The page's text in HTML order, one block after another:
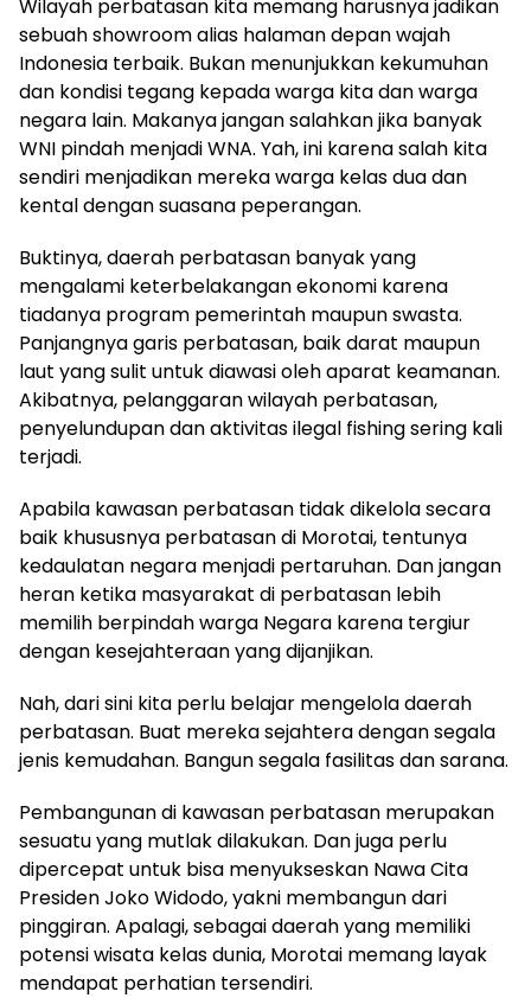
Wilayah perbatasan kita memang harusnya jadikan
sebuah showroom alias halaman depan wajah
Indonesia terbaik. Bukan menunjukkan kekumuhan
dan kondisi tegang kepada warga kita dan warga
negara lain. Makanya jangan salahkan jika banyak
WNI pindah menjadi WNA. Yah, ini karena salah kita
sendiri menjadikan mereka warga kelas dua dan
kental dengan suasana peperangan.
Buktinya, daerah perbatasan banyak yang
mengalami keterbelakangan ekonomi karena
tiadanya program pemerintah maupun swasta.
Panjangnya garis perbatasan, baik darat maupun
laut yang sulit untuk diawasi oleh aparat keamanan.
Akibatnya, pelanggaran wilayah perbatasan,
penyelundupan dan aktivitas ilegal fishing sering kali
terjadi.
Apabila kawasan perbatasan tidak dikelola secara
baik khususnya perbatasan di Morotai, tentunya
kedaulatan negara menjadi pertaruhan. Dan jangan
heran ketika masyarakat di perbatasan lebih
memilih berpindah warga Negara karena tergiur
dengan kesejahteraan yang dijanjikan.
Nah, dari sini kita perlu belajar mengelola daerah
perbatasan. Buat mereka sejahtera dengan segala
jenis kemudahan. Bangun segala fasilitas dan sarana.
Pembangunan di kawasan perbatasan merupakan
sesuatu yang mutlak dilakukan. Dan juga perlu
dipercepat untuk bisa menyukseskan Nawa Cita
Presiden Joko Widodo, yakni membangun dari
pinggiran. Apalagi, sebagai daerah yang memiliki
potensi wisata kelas dunia, Morotai memang layak
mendapat perhatian tersendiri.